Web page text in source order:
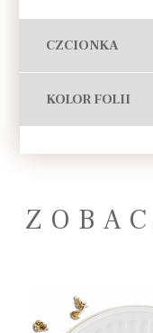
CZCIONKA
KOLOR FOLII